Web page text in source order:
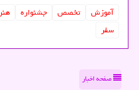
آموزش تخصص جشنواره
سفر
صفحه اخبار